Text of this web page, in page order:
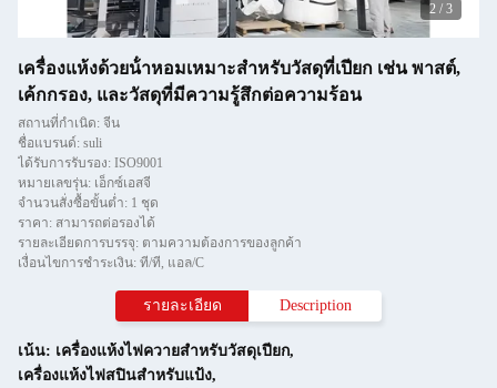
2 / 3
เครื่องแห้งด้วยน้ําหอมเหมาะสําหรับวัสดุที่เปียก เช่น พาสต์,
เค้กกรอง, และวัสดุที่มีความรู้สึกต่อความร้อน
สถานที่กำเนิด: จีน
ชื่อแบรนด์: suli
ได้รับการรับรอง: ISO9001
หมายเลขรุ่น: เอ็กซ์เอสจี
จำนวนสั่งซื้อขั้นต่ำ: 1 ชุด
ราคา: สามารถต่อรองได้
รายละเอียดการบรรจุ: ตามความต้องการของลูกค้า
เงื่อนไขการชำระเงิน: ที/ที, แอล/C
รายละเอียด Description
เน้น: เครื่องแห้งไฟควายสําหรับวัสดุเปียก,
เครื่องแห้งไฟสปินสําหรับแป้ง,